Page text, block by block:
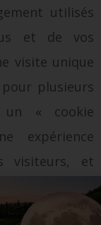
utilisés
et de vos
visite unique
plusieurs
un « cookie
expérience
visiteurs, et
telles que
et de